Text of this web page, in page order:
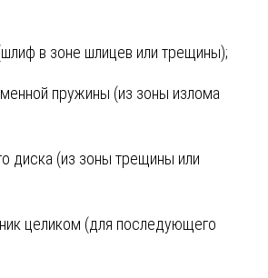
в зоне шлицев или трещины);
пружины (из зоны излома
диска (из зоны трещины или
целиком (для последующего